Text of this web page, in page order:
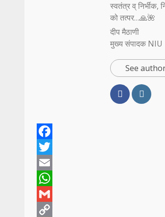
स्वतंत्र व् निर्भीक,
को तत्पर…🙏🌺
दीप मैठाणी
मुख्य संपादक NIU
See
Facebook
Twitter
Email
WhatsApp
Gmail